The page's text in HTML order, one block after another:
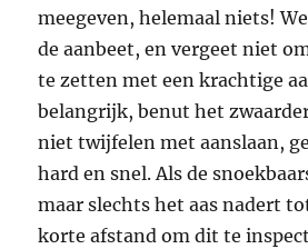
meegeven, helemaal niets!
de aanbeet, en vergeet niet
te zetten met een krachtige
belangrijk, benut het
niet twijfelen met aanslaan,
hard en snel. Als de
maar slechts het aas nadert
korte afstand om dit te